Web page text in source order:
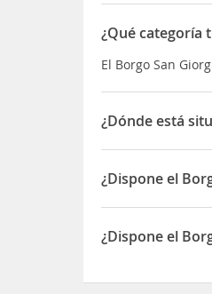
¿Qué categoría
El Borgo San
¿Dónde está
El Borgo San
¿Dispone el
Sí, el Borgo San
¿Dispone el